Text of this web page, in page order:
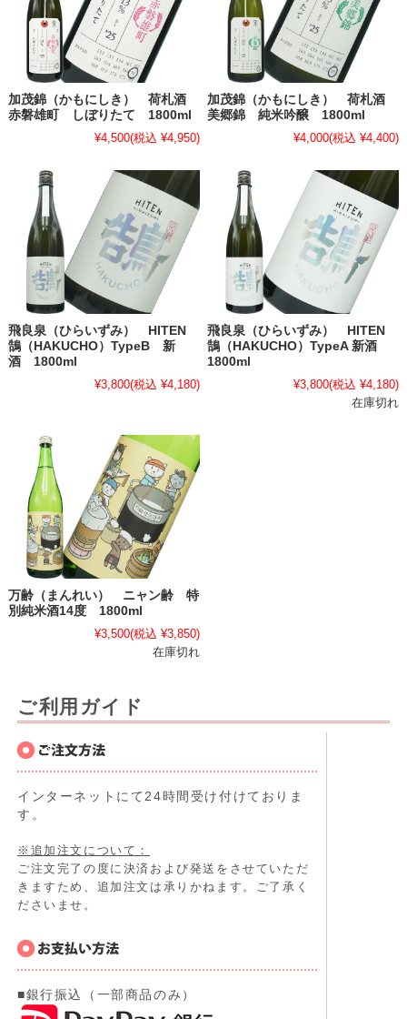
加茂錦（かもにしき） 荷札酒
赤磐雄町 しぼりたて 1800ml
¥4,500(税込 ¥4,950)
加茂錦（かもにしき） 荷札酒
美郷錦 純米吟醸 1800ml
¥4,000(税込 ¥4,400)
飛良泉（ひらいずみ） HITEN
鵠（HAKUCHO）TypeB 新
酒 1800ml
¥3,800(税込 ¥4,180)
飛良泉（ひらいずみ） HITEN
鵠（HAKUCHO）TypeA 新酒
1800ml
¥3,800(税込 ¥4,180)
在庫切れ
万齢（まんれい） ニャン齢 特
別純米酒14度 1800ml
¥3,500(税込 ¥3,850)
在庫切れ
ご利用ガイド
インターネットにて24時間受け付けておりま
す。
※追加注文について：
ご注文完了の度に決済および発送をさせていただ
きますため、追加注文は承りかねます。ご了承く
ださいませ。
■銀行振込（一部商品のみ）